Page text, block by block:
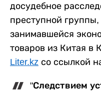
досудебное
преступной
занимавшейся
товаров из Китая в
Liter.kz со ссылкой
"Следствием